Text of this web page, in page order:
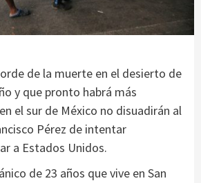
de la muerte en el desierto de
y que pronto habrá más
el sur de México no disuadirán al
Pérez de intentar
a Estados Unidos.
de 23 años que vive en San